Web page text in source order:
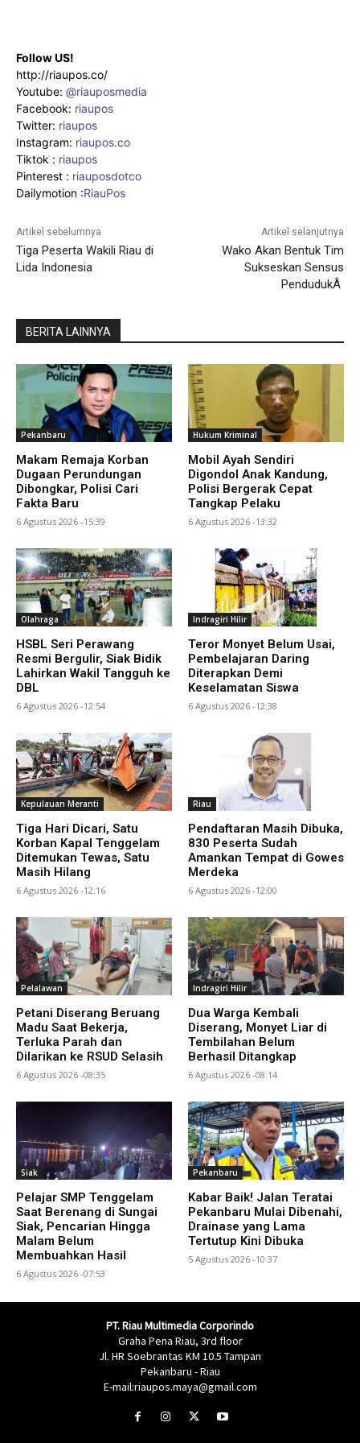
Follow US!
http://riaupos.co/
Youtube: @riauposmedia
Facebook: riaupos
Twitter: riaupos
Instagram: riaupos.co
Tiktok : riaupos
Pinterest : riauposdotco
Dailymotion :RiauPos
Artikel sebelumnya
Tiga Peserta Wakili Riau di
Lida Indonesia
Artikel selanjutnya
Wako Akan Bentuk Tim
Sukseskan Sensus
PendudukÂ
BERITA LAINNYA
Pekanbaru
Makam Remaja Korban
Dugaan Perundungan
Dibongkar, Polisi Cari
Fakta Baru
6 Agustus 2026 -15:39
Hukum Kriminal
Mobil Ayah Sendiri
Digondol Anak Kandung,
Polisi Bergerak Cepat
Tangkap Pelaku
6 Agustus 2026 -13:32
Olahraga
HSBL Seri Perawang
Resmi Bergulir, Siak Bidik
Lahirkan Wakil Tangguh ke
DBL
6 Agustus 2026 -12:54
Indragiri Hilir
Teror Monyet Belum Usai,
Pembelajaran Daring
Diterapkan Demi
Keselamatan Siswa
6 Agustus 2026 -12:38
Kepulauan Meranti
Tiga Hari Dicari, Satu
Korban Kapal Tenggelam
Ditemukan Tewas, Satu
Masih Hilang
6 Agustus 2026 -12:16
Riau
Pendaftaran Masih Dibuka,
830 Peserta Sudah
Amankan Tempat di Gowes
Merdeka
6 Agustus 2026 -12:00
Pelalawan
Petani Diserang Beruang
Madu Saat Bekerja,
Terluka Parah dan
Dilarikan ke RSUD Selasih
6 Agustus 2026 -08:35
Indragiri Hilir
Dua Warga Kembali
Diserang, Monyet Liar di
Tembilahan Belum
Berhasil Ditangkap
6 Agustus 2026 -08:14
Siak
Pelajar SMP Tenggelam
Saat Berenang di Sungai
Siak, Pencarian Hingga
Malam Belum
Membuahkan Hasil
6 Agustus 2026 -07:53
Pekanbaru
Kabar Baik! Jalan Teratai
Pekanbaru Mulai Dibenahi,
Drainase yang Lama
Tertutup Kini Dibuka
5 Agustus 2026 -10:37
PT. Riau Multimedia Corporindo
Graha Pena Riau, 3rd floor
Jl. HR Soebrantas KM 10.5 Tampan
Pekanbaru - Riau
E-mail:riaupos.maya@gmail.com